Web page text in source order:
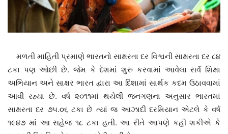
મળતી માહિતી પ્રમાણે ભારતનો સાક્ષરતા દર વિશ્વની સાક્ષરતા દર ૮૪
ટકા પણ ઓછી છે. જેમ કે દેશમાં શુરુ કરવામાં આવેલા સર્વ શિક્ષા
અભિયાન અને સાક્ષર ભારત દ્વારા આ દિશામાં સાર્થક કદમ ઉઠાવવામાં
આવી રહ્યા છે. વર્ષ ૨૦૧૧માં થયેલી જનગણના અનુસાર ભારતમાં
સાક્ષરતા દર ૭૫.૦૬ ટકા છે ત્યાં જ આઝાદી દરમિયાન એટલે કે વર્ષ
૧૯૪૭ માં આ સહેજ ૧૮ ટકા હતી. આ રીતે આપણે કહી શકીએ કે